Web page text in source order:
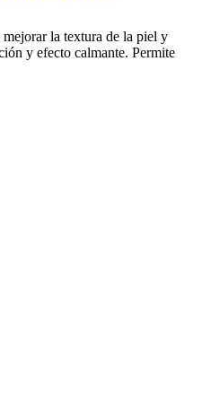
la textura de la piel y
y efecto calmante. Permite